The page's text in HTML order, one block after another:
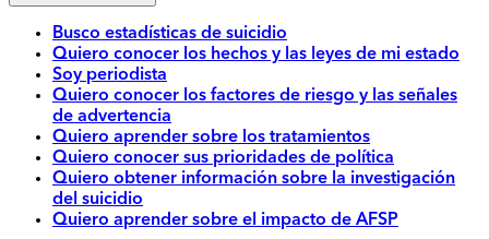
Busco estadísticas de suicidio
Quiero conocer los hechos y las leyes de mi estado
Soy periodista
Quiero conocer los factores de riesgo y las señales
de advertencia
Quiero aprender sobre los tratamientos
Quiero conocer sus prioridades de política
Quiero obtener información sobre la investigación
del suicidio
Quiero aprender sobre el impacto de AFSP